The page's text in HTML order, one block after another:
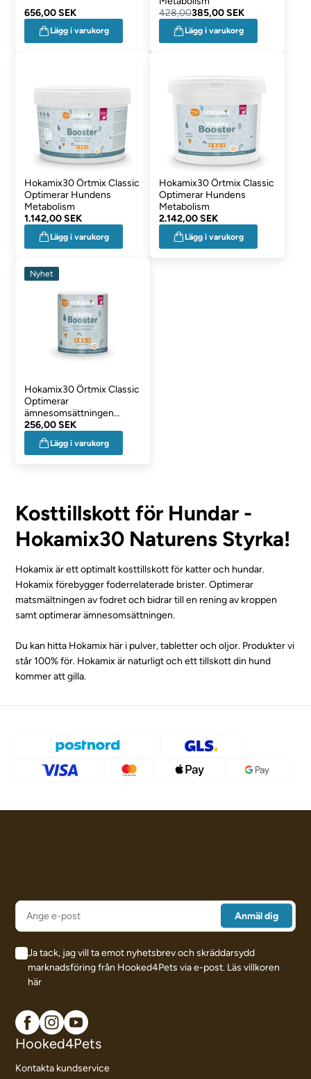
656,00 SEK
Lägg i varukorg
428,00385,00 SEK
Lägg i varukorg
Hokamix30 Örtmix Classic
Optimerar Hundens
Metabolism
1.142,00 SEK
Lägg i varukorg
Hokamix30 Örtmix Classic
Optimerar Hundens
Metabolism
2.142,00 SEK
Lägg i varukorg
Nyhet
Hokamix30 Örtmix Classic
Optimerar
ämnesomsättningen
Vitality Booster 400 g
256,00 SEK
Lägg i varukorg
Kosttillskott för Hundar -
Hokamix30 Naturens Styrka!
Hokamix är ett optimalt kosttillskott för katter och hundar.
Hokamix förebygger foderrelaterade brister. Optimerar
matsmältningen av fodret och bidrar till en rening av kroppen
samt optimerar ämnesomsättningen.
Du kan hitta Hokamix här i pulver, tabletter och oljor. Produkter vi
står 100% för. Hokamix är naturligt och ett tillskott din hund
kommer att gilla.
Ja tack, jag vill ta emot nyhetsbrev och skräddarsydd
marknadsföring från Hooked4Pets via e-post. Läs villkoren
här
Hooked4Pets
Kontakta kundservice